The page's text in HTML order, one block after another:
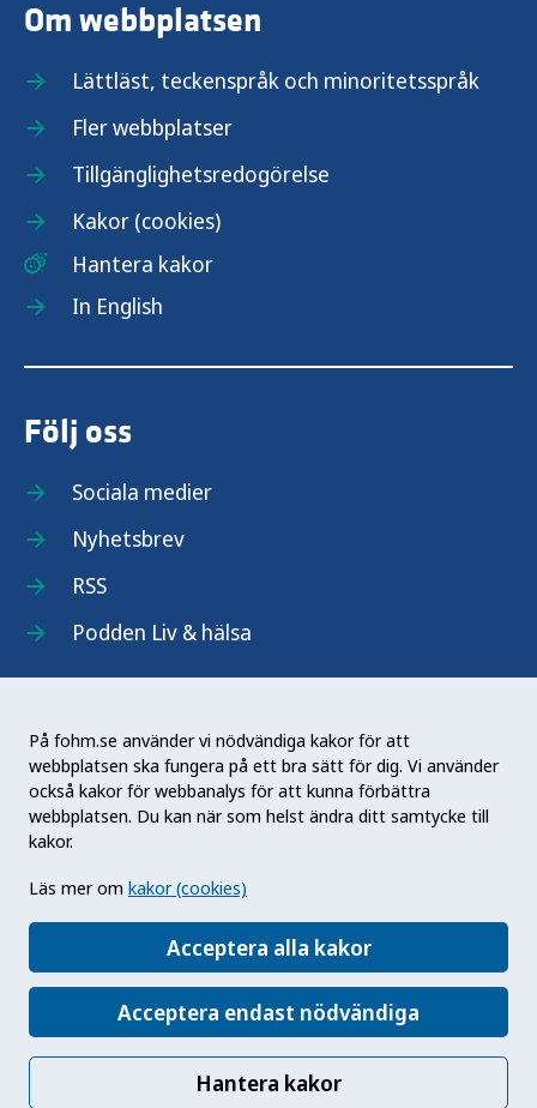
På fohm.se använder vi nödvändiga kakor för att
webbplatsen ska fungera på ett bra sätt för dig. Vi använder
också kakor för webbanalys för att kunna förbättra
webbplatsen. Du kan när som helst ändra ditt samtycke till
kakor.
Läs mer om kakor (cookies)
Acceptera alla kakor
Acceptera endast nödvändiga
Hantera kakor
Om webbplatsen
Lättläst, teckenspråk och minoritetsspråk
Fler webbplatser
Tillgänglighetsredogörelse
Kakor (cookies)
Hantera kakor
In English
Följ oss
Sociala medier
Nyhetsbrev
RSS
Podden Liv & hälsa
Folkhälsomyndigheten (Fohm) är en nationell
kunskapsmyndighet som arbetar för en bättre
folkhälsa. Det gör myndigheten genom att
främja hälsa, förebygga ohälsa och skydda mot
hälsohot. Vår vision är en folkhälsa som stärker
samhällets utveckling.